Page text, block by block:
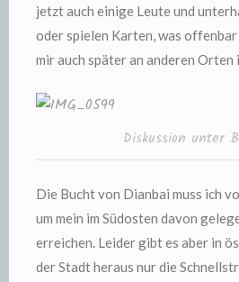
jetzt auch einige Leute und
oder spielen Karten, was
mir auch später an anderen
Diskussion unter
Die Bucht von Dianbai muss ich
um mein im Südosten davon
erreichen. Leider gibt es aber in
der Stadt heraus nur die